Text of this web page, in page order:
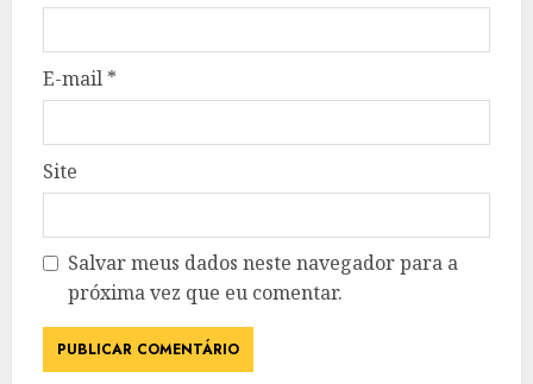
E-mail *
Site
Salvar meus dados neste navegador para a
próxima vez que eu comentar.